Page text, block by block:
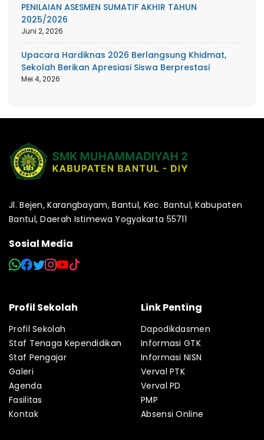
PENILAIAN ASESMEN SUMATIF AKHIR TAHUN
2025/2026
Juni 2, 2026
Upacara Hardiknas 2026 Berlangsung Khidmat,
Sekolah Berikan Apresiasi Siswa Berprestasi
Mei 4, 2026
Jl. Bejen, Karangbayam, Bantul, Kec. Bantul, Kabupaten
Bantul, Daerah Istimewa Yogyakarta 55711
Sosial Media
Profil Sekolah
Profil Sekolah
Staf Tenaga Kependidikan
Staf Pengajar
Galeri
Agenda
Fasilitas
Kontak
Link Penting
Dapodikdasmen
Informasi GTK
Informasi NISN
Verval PTK
Verval PD
PMP
Absensi Online